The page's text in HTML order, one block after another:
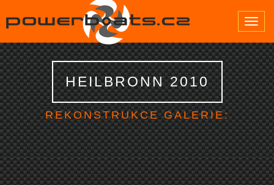
Toggle
HEILBRONN 2010
REKONSTRUKCE GALERIE: